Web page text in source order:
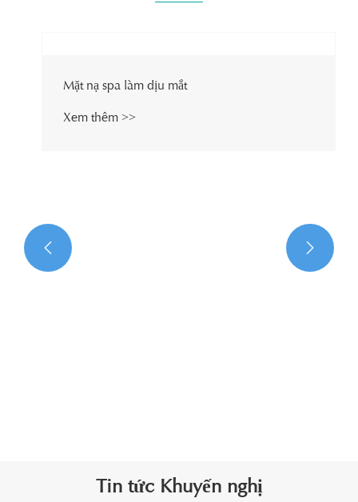
Mặt nạ spa làm dịu mắt
Xem thêm >>
 
Tin tức Khuyến nghị